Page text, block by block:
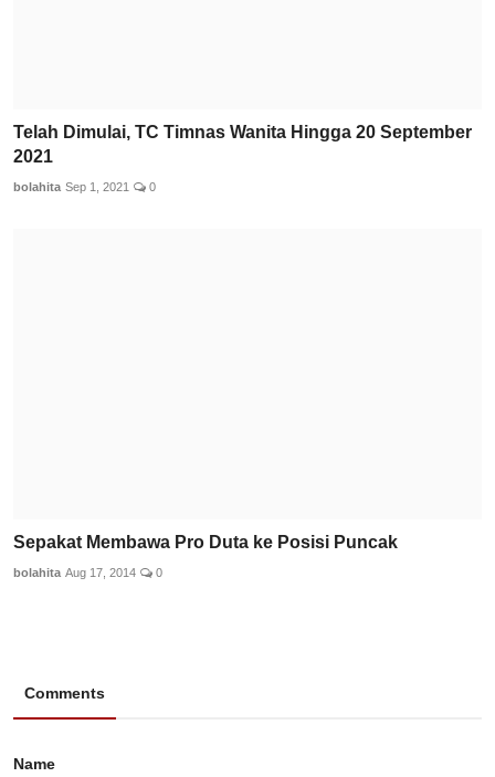
Telah Dimulai, TC Timnas Wanita Hingga 20 September
2021
bolahita Sep 1, 2021 0
Sepakat Membawa Pro Duta ke Posisi Puncak
bolahita Aug 17, 2014 0
Comments
Name